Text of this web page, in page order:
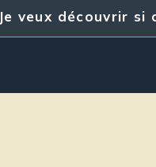
Je veux découvrir